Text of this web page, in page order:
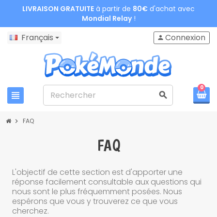
LIVRAISON GRATUITE à partir de 80€ d'achat avec
Mondial Relay!
Français
view_headline search
person Connexion
0
chevron_right FAQ
FAQ
L'objectif de cette section est d'apporter une
réponse facilement consultable aux questions qui
nous sont le plus fréquemment posées. Nous
espérons que vous y trouverez ce que vous
cherchez.